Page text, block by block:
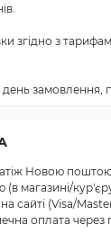
згідно з
замовлення,
Новою
(в магазині/
сайті (Visa/
оплата через